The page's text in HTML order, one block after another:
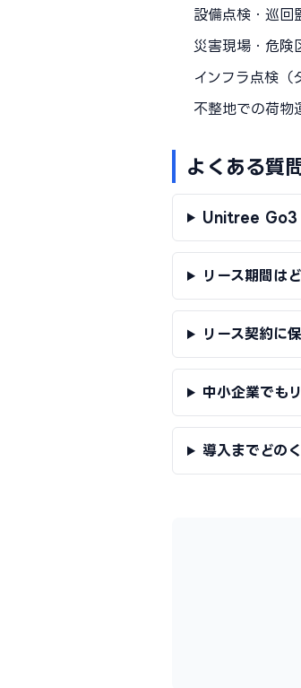
設備点検・巡回
災害現場・危険
インフラ点検（
不整地での荷物
よくある質問
Unitree Go3
リース期間は
リース契約に
中小企業でも
導入までどの